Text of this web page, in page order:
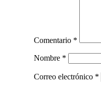
Comentario *
Nombre *
Correo electrónico *